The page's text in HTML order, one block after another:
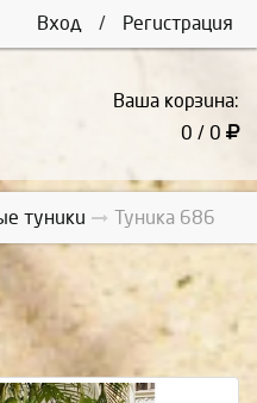
Вход / Регистрация
Ваша корзина:
0 / 0
туники Туника 686